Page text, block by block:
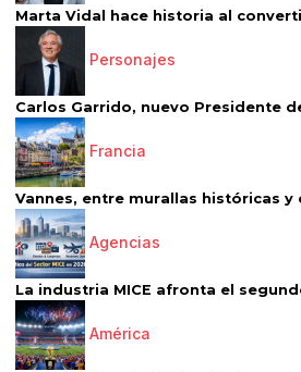
Marta Vidal hace historia al
Personajes
Carlos Garrido, nuevo Presidente
Francia
Vannes, entre murallas históricas y
Agencias
La industria MICE afronta el
América